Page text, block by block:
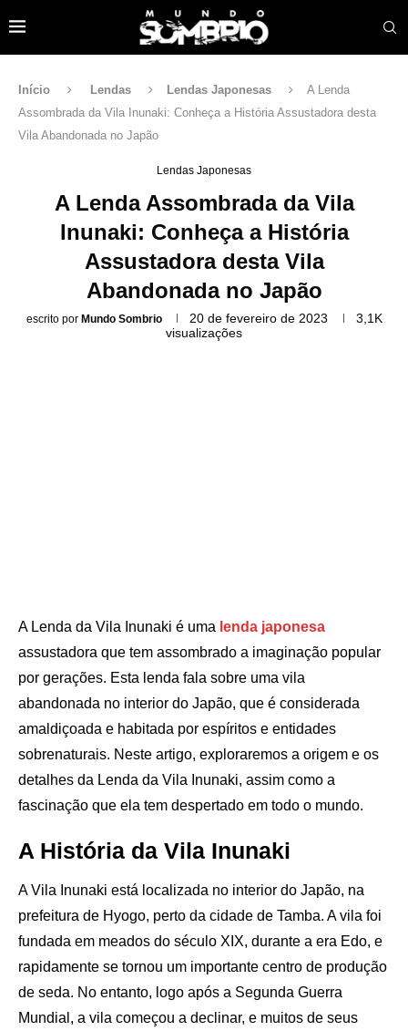
Início Lendas Lendas Japonesas
A Lenda
Assombrada da Vila Inunaki: Conheça a História Assustadora desta
Vila Abandonada no Japão
Lendas Japonesas
A Lenda Assombrada da Vila
Inunaki: Conheça a História
Assustadora desta Vila
Abandonada no Japão
escrito por Mundo Sombrio 20 de fevereiro de 2023
3,1K
visualizações
A Lenda da Vila Inunaki é uma lenda japonesa
assustadora que tem assombrado a imaginação popular
por gerações. Esta lenda fala sobre uma vila
abandonada no interior do Japão, que é considerada
amaldiçoada e habitada por espíritos e entidades
sobrenaturais. Neste artigo, exploraremos a origem e os
detalhes da Lenda da Vila Inunaki, assim como a
fascinação que ela tem despertado em todo o mundo.
A História da Vila Inunaki
A Vila Inunaki está localizada no interior do Japão, na
prefeitura de Hyogo, perto da cidade de Tamba. A vila foi
fundada em meados do século XIX, durante a era Edo, e
rapidamente se tornou um importante centro de produção
de seda. No entanto, logo após a Segunda Guerra
Mundial, a vila começou a declinar, e muitos de seus